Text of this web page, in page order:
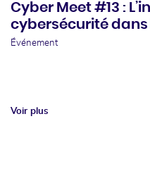
Cyber Meet #13 :
cybersécurité dans
Événement
Voir plus